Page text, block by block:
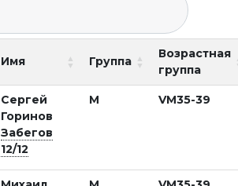
Имя Группа
Возрастная
группа
Сергей
Горинов
Забегов
12/12
М VM35-39